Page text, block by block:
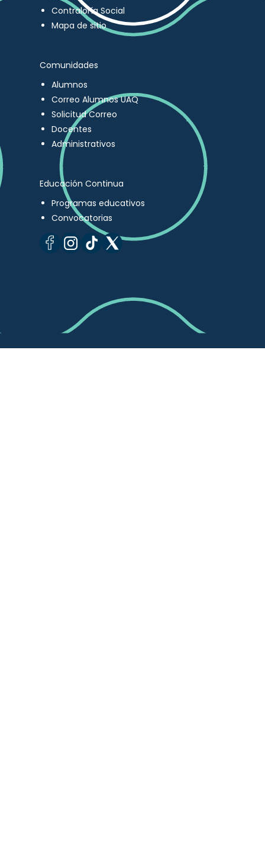
Contraloría Social
Mapa de sitio
Comunidades
Alumnos
Correo Alumnos UAQ
Solicitud Correo
Docentes
Administrativos
Educación Continua
Programas educativos
Convocatorias